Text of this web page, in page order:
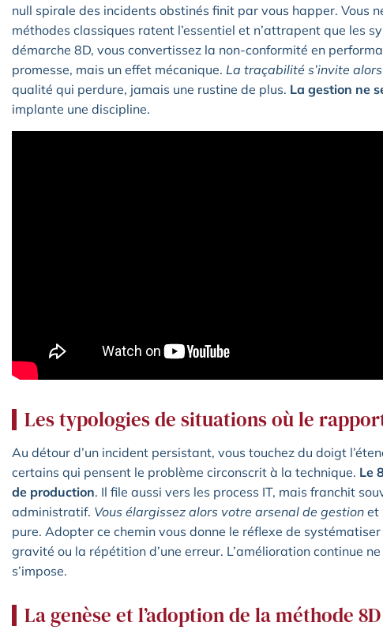
null spirale des incidents obstinés finit par vous happer. Vous
méthodes classiques ratent l’essentiel et n’attrapent que les
démarche 8D, vous convertissez la non-conformité en
promesse, mais un effet mécanique. La traçabilité s’invite
qualité qui perdure, jamais une rustine de plus. La gestion ne
implante une discipline.
Les typologies de situations où le
Au détour d’un incident persistant, vous touchez du doigt
certains qui pensent le problème circonscrit à la technique. Le
de production. Il file aussi vers les process IT, mais franchit
administratif. Vous élargissez alors votre arsenal de gestion et
pure. Adopter ce chemin vous donne le réflexe de
gravité ou la répétition d’une erreur. L’amélioration continue
s’impose.
La genèse et l’adoption de la méthode